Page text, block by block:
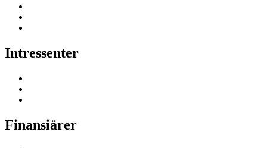
Intressenter
Finansiärer